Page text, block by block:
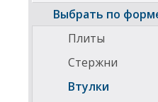
Выбрать по
Плиты
Стержни
Втулки